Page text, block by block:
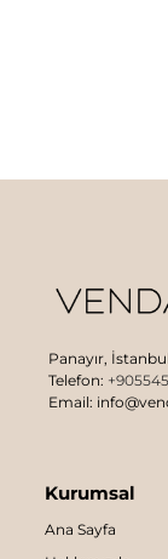
Panayır,
Telefon:
Email:
Kurumsal
Ana Sayfa